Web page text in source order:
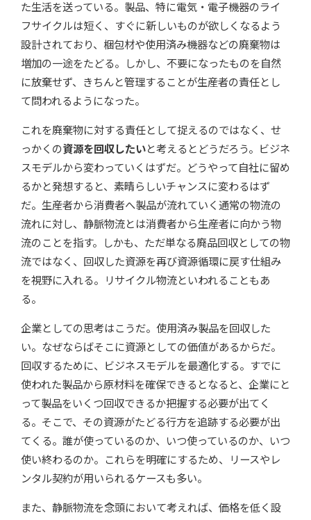
た生活を送っている。製品、特に電気・電子機器のライ
フサイクルは短く、すぐに新しいものが欲しくなるよう
設計されており、梱包材や使用済み機器などの廃棄物は
増加の一途をたどる。しかし、不要になったものを自然
に放棄せず、きちんと管理することが生産者の責任とし
て問われるようになった。
これを廃棄物に対する責任として捉えるのではなく、せ
っかくの資源を回収したいと考えるとどうだろう。 ビジネ
スモデルから変わっていくはずだ。どうやって自社に留め
るかと発想すると、素晴らしいチャンスに変わるはず
だ。生産者から消費者へ製品が流れていく通常の物流の
流れに対し、 静脈物流とは消費者から生産者に向かう物
流のことを指す。しかも、ただ単なる廃品回収としての物
流ではなく、回収した資源を再び資源循環に戻す仕組み
を視野に入れる。リサイクル物流といわれることもあ
る。
企業としての思考はこうだ。使用済み製品を回収した
い。なぜならばそこに資源としての価値があるからだ。
回収するために、ビジネスモデルを最適化する。すでに
使われた製品から原材料を確保できるとなると、企業にと
って製品をいくつ回収できるか把握する必要が出てく
る。そこで、その資源がたどる行方を追跡する必要が出
てくる。誰が使っているのか、いつ使っているのか、いつ
使い終わるのか。これらを明確にするため、リースやレ
ンタル契約が用いられるケースも多い。
また、静脈物流を念頭において考えれば、価格を低く設